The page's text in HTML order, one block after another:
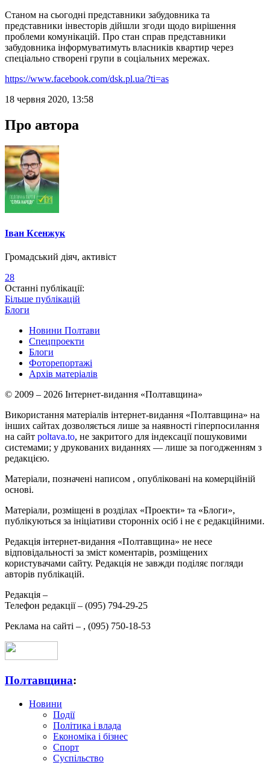
Станом на сьогодні представники забудовника та
представники інвесторів дійшли згоди щодо вирішення
проблеми комунікацій. Про стан справ представники
забудовника інформуватимуть власників квартир через
спеціально створені групи в соціальних мережах.
https://www.facebook.com/dsk.pl.ua/?ti=as
18 червня 2020, 13:58
Про автора
Іван Ксенжук
Громадський діяч, активіст
28
Останні публікації:
Більше публікацій
Блоги
Новини Полтави
Спецпроекти
Блоги
Фоторепортажі
Архів матеріалів
© 2009 – 2026 Інтернет-видання «Полтавщина»
Використання матеріалів інтернет-видання «Полтавщина» на
інших сайтах дозволяється лише за наявності гіперпосилання
на сайт poltava.to, не закритого для індексації пошуковими
системами; у друкованих виданнях — лише за погодженням з
редакцією.
Матеріали, позначені написом , опубліковані на комерційній
основі.
Матеріали, розміщені в розділах «Проекти» та «Блоги»,
публікуються за ініціативи сторонніх осіб і не є редакційними.
Редакція інтернет-видання «Полтавщина» не несе
відповідальності за зміст коментарів, розміщених
користувачами сайту. Редакція не завжди поділяє погляди
авторів публікацій.
Редакція –
Телефон редакції – (095) 794-29-25
Реклама на сайті – , (095) 750-18-53
Полтавщина:
Новини
Події
Політика і влада
Економіка і бізнес
Спорт
Суспільство